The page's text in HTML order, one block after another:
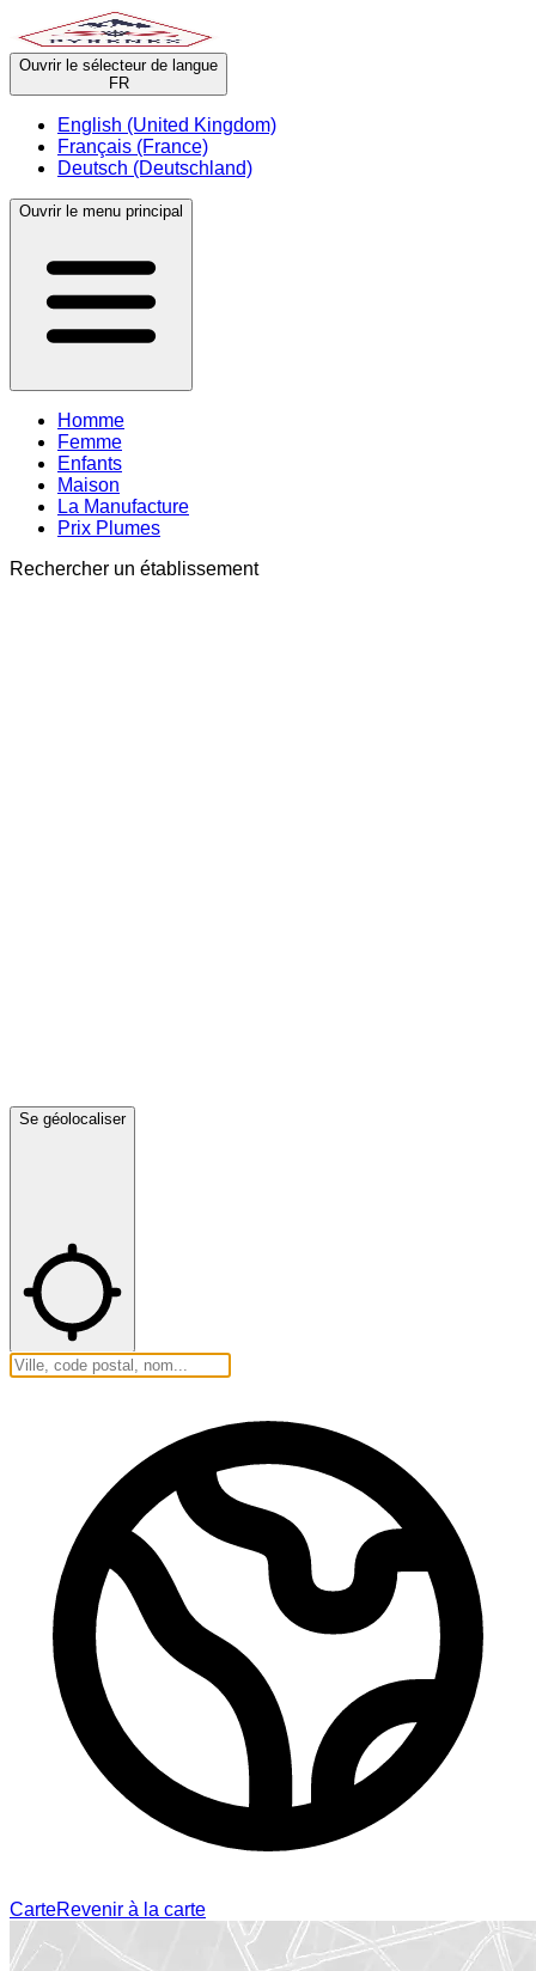
Ouvrir le sélecteur de langue
FR
English (United Kingdom)
Français (France)
Deutsch (Deutschland)
Ouvrir le menu principal
Homme
Femme
Enfants
Maison
La Manufacture
Prix Plumes
Rechercher un établissement
Se géolocaliser
CarteRevenir à la carte